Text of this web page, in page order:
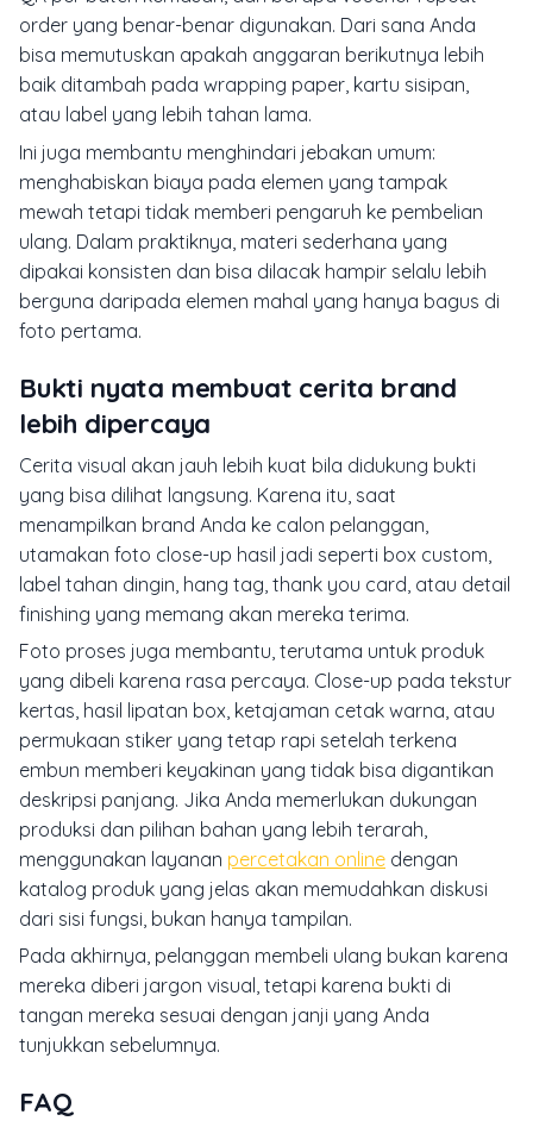
order yang benar-benar digunakan. Dari sana Anda
bisa memutuskan apakah anggaran berikutnya lebih
baik ditambah pada wrapping paper, kartu sisipan,
atau label yang lebih tahan lama.
Ini juga membantu menghindari jebakan umum:
menghabiskan biaya pada elemen yang tampak
mewah tetapi tidak memberi pengaruh ke pembelian
ulang. Dalam praktiknya, materi sederhana yang
dipakai konsisten dan bisa dilacak hampir selalu lebih
berguna daripada elemen mahal yang hanya bagus di
foto pertama.
Bukti nyata membuat cerita brand
lebih dipercaya
Cerita visual akan jauh lebih kuat bila didukung bukti
yang bisa dilihat langsung. Karena itu, saat
menampilkan brand Anda ke calon pelanggan,
utamakan foto close-up hasil jadi seperti box custom,
label tahan dingin, hang tag, thank you card, atau detail
finishing yang memang akan mereka terima.
Foto proses juga membantu, terutama untuk produk
yang dibeli karena rasa percaya. Close-up pada tekstur
kertas, hasil lipatan box, ketajaman cetak warna, atau
permukaan stiker yang tetap rapi setelah terkena
embun memberi keyakinan yang tidak bisa digantikan
deskripsi panjang. Jika Anda memerlukan dukungan
produksi dan pilihan bahan yang lebih terarah,
menggunakan layanan percetakan online dengan
katalog produk yang jelas akan memudahkan diskusi
dari sisi fungsi, bukan hanya tampilan.
Pada akhirnya, pelanggan membeli ulang bukan karena
mereka diberi jargon visual, tetapi karena bukti di
tangan mereka sesuai dengan janji yang Anda
tunjukkan sebelumnya.
FAQ